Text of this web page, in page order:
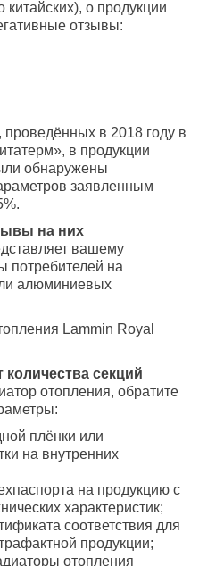
о продукции
отзывы:
проведённых в 2018 году в
в продукции
обнаружены
заявленным
на них
вашему
потребителей на
алюминиевых
Lammin Royal
секций
отопления, обратите
плёнки или
на внутренних
на продукцию с
характеристик;
соответствия для
продукции;
отопления